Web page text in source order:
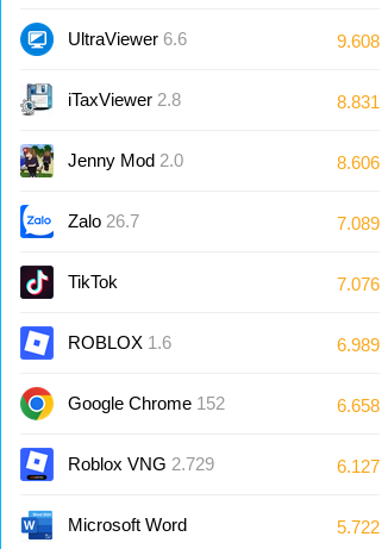
UltraViewer 6.6 9.608
iTaxViewer 2.8 8.831
Jenny Mod 2.0 8.606
Zalo 26.7 7.089
TikTok 7.076
ROBLOX 1.6 6.989
Google Chrome 152 6.658
Roblox VNG 2.729 6.127
Microsoft Word 5.722